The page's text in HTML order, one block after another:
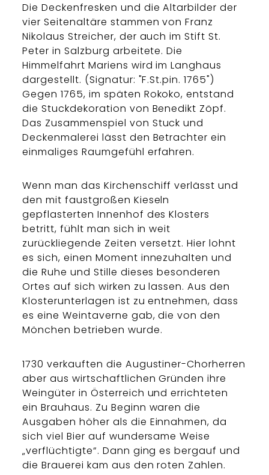
Die Deckenfresken und die Altarbilder der
vier Seitenaltäre stammen von Franz
Nikolaus Streicher, der auch im Stift St.
Peter in Salzburg arbeitete. Die
Himmelfahrt Mariens wird im Langhaus
dargestellt. (Signatur: "F.St.pin. 1765")
Gegen 1765, im späten Rokoko, entstand
die Stuckdekoration von Benedikt Zöpf.
Das Zusammenspiel von Stuck und
Deckenmalerei lässt den Betrachter ein
einmaliges Raumgefühl erfahren.
Wenn man das Kirchenschiff verlässt und
den mit faustgroßen Kieseln
gepflasterten Innenhof des Klosters
betritt, fühlt man sich in weit
zurückliegende Zeiten versetzt. Hier lohnt
es sich, einen Moment innezuhalten und
die Ruhe und Stille dieses besonderen
Ortes auf sich wirken zu lassen. Aus den
Klosterunterlagen ist zu entnehmen, dass
es eine Weintaverne gab, die von den
Mönchen betrieben wurde.
1730 verkauften die Augustiner-Chorherren
aber aus wirtschaftlichen Gründen ihre
Weingüter in Österreich und errichteten
ein Brauhaus. Zu Beginn waren die
Ausgaben höher als die Einnahmen, da
sich viel Bier auf wundersame Weise
„verflüchtigte“. Dann ging es bergauf und
die Brauerei kam aus den roten Zahlen.